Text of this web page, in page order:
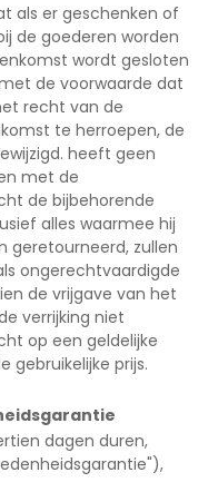
als er geschenken of
de goederen worden
wordt gesloten
de voorwaarde dat
recht van de
te herroepen, de
heeft geen
met de
de bijbehorende
alles waarmee hij
geretourneerd, zullen
ongerechtvaardigde
de vrijgave van het
verrijking niet
op een geldelijke
gebruikelijke prijs.
dagen duren,